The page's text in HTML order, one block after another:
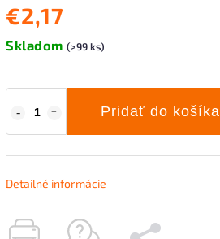
€2,17
Skladom (>99 ks)
Pridať do košíka
Detailné informácie